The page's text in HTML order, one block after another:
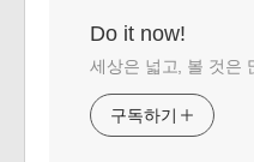
Do it now!
세상은 넓고, 볼 것은
구독하기